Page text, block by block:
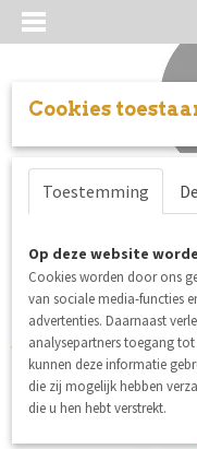
Inloggen Registreren
Cookies
Toestemming
Op deze website
Cookies worden door ons
van sociale media-functies
advertenties. Daarnaast
analysepartners toegang
kunnen deze informatie
die zij mogelijk hebben
die u hen hebt verstrekt.